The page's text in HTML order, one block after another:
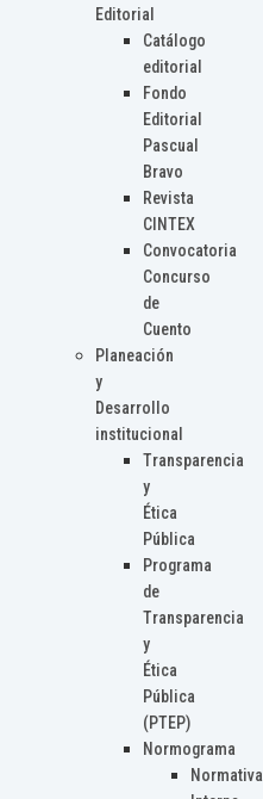
Editorial
Catálogo
editorial
Fondo
Editorial
Pascual
Bravo
Revista
CINTEX
Convocatoria
Concurso
de
Cuento
Planeación
y
Desarrollo
institucional
Transparencia
y
Ética
Pública
Programa
de
Transparencia
y
Ética
Pública
(PTEP)
Normograma
Normativa